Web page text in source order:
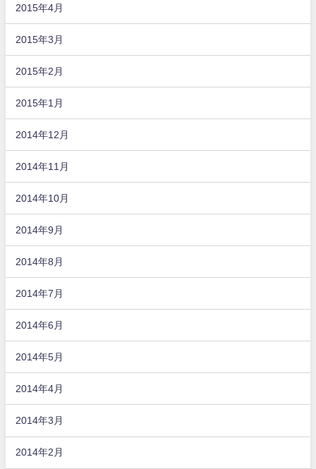
2015年4月
2015年3月
2015年2月
2015年1月
2014年12月
2014年11月
2014年10月
2014年9月
2014年8月
2014年7月
2014年6月
2014年5月
2014年4月
2014年3月
2014年2月